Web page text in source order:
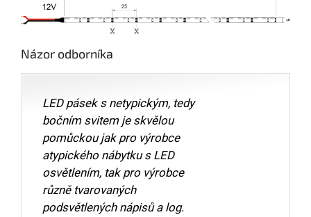
Názor odborníka
LED pásek s netypickým, tedy
bočním svitem je skvělou
pomůckou jak pro výrobce
atypického nábytku s LED
osvětlením, tak pro výrobce
různě tvarovaných
podsvětlených nápisů a log.